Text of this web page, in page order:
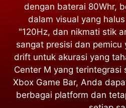
dengan baterai 80Whr,
dalam visual yang
"120Hz, dan nikmati stik
sangat presisi dan
drift untuk akurasi yang
Center M yang terintegrasi
Xbox Game Bar, Anda
berbagai platform dan